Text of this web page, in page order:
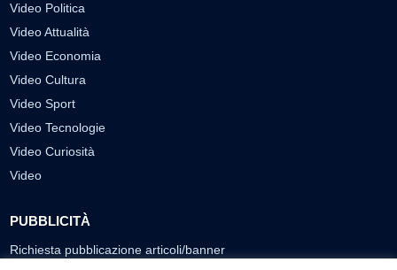
Video Politica
Video Attualità
Video Economia
Video Cultura
Video Sport
Video Tecnologie
Video Curiosità
Video
PUBBLICITÀ
Richiesta pubblicazione articoli/banner